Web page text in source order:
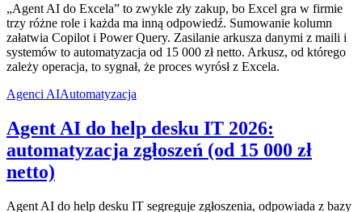
„Agent AI do Excela” to zwykle zły zakup, bo Excel gra w firmie
trzy różne role i każda ma inną odpowiedź. Sumowanie kolumn
załatwia Copilot i Power Query. Zasilanie arkusza danymi z maili i
systemów to automatyzacja od 15 000 zł netto. Arkusz, od którego
zależy operacja, to sygnał, że proces wyrósł z Excela.
Agenci AIAutomatyzacja
Agent AI do help desku IT 2026:
automatyzacja zgłoszeń (od 15 000 zł
netto)
Agent AI do help desku IT segreguje zgłoszenia, odpowiada z bazy